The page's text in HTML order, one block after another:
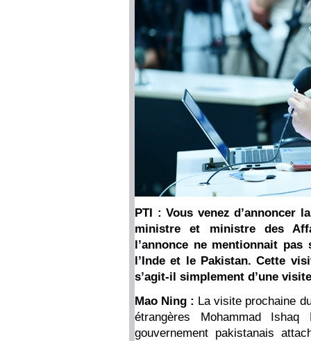
PTI : Vous venez d’annoncer
ministre et ministre des
l’annonce ne mentionnait
l’Inde et le Pakistan. Cette
s’agit-il simplement d’une
Mao Ning : La visite prochaine
étrangères Mohammad
gouvernement pakistanais